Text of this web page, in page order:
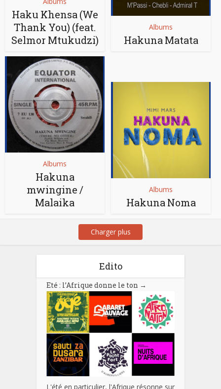
Haku Khensa (We
Thank You) (feat.
Selmor Mtukudzi)
Albums
Hakuna Matata
Albums
Hakuna
mwingine /
Malaika
Albums
Hakuna Noma
Charger plus
Edito
Eté : l’Afrique donne le ton →
L'été en particulier, l'Afrique résonne sur